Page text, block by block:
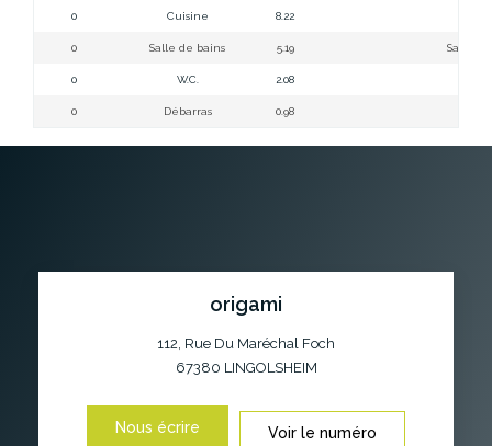
0 Cuisine 8.22
0 Salle de bains 5.19 Salle
0 W.C. 2.08
0 Débarras 0.98
origami
112, Rue Du Maréchal Foch
67380 LINGOLSHEIM
Nous écrire Voir le numéro